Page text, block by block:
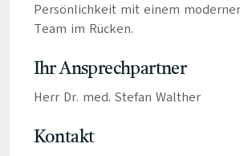
Persönlichkeit mit einem
Team im Rücken.
Ihr Ansprechpartner
Herr Dr. med. Stefan Walther
Kontakt